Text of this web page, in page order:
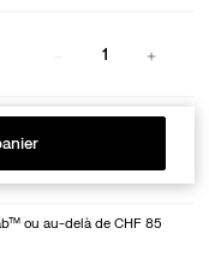
1
ou au-delà de CHF 85